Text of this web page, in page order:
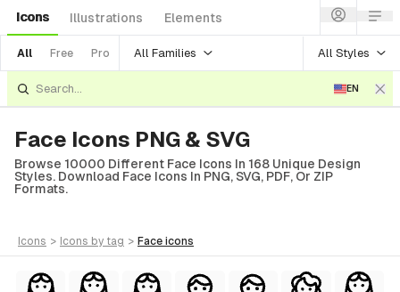
Icons Illustrations Elements
All Free Pro All Families All Styles
EN
Face Icons PNG & SVG
Browse 10000 Different Face Icons In 168 Unique Design
Styles. Download Face Icons In PNG, SVG, PDF, Or ZIP
Formats.
icons > icons by tag > face icons